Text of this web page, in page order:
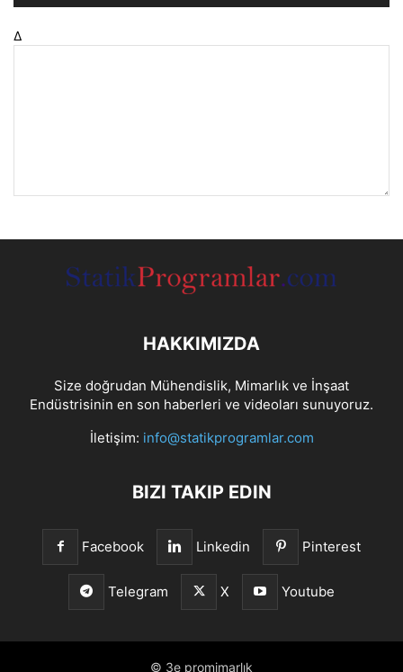
Δ
HAKKIMIZDA
Size doğrudan Mühendislik, Mimarlık ve İnşaat
Endüstrisinin en son haberleri ve videoları sunuyoruz.
İletişim: info@statikprogramlar.com
BIZI TAKIP EDIN
Facebook Linkedin Pinterest
Telegram X Youtube
© 3e promimarlık